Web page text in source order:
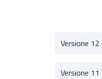
Versione 12
Versione 11